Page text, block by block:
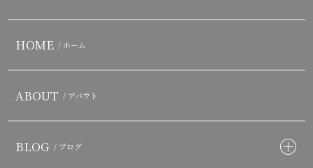
HOME / ホーム
ABOUT / アバウト
BLOG / ブログ